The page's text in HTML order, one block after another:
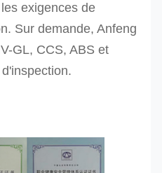
exigences de
Sur demande, Anfeng
GL, CCS, ABS et